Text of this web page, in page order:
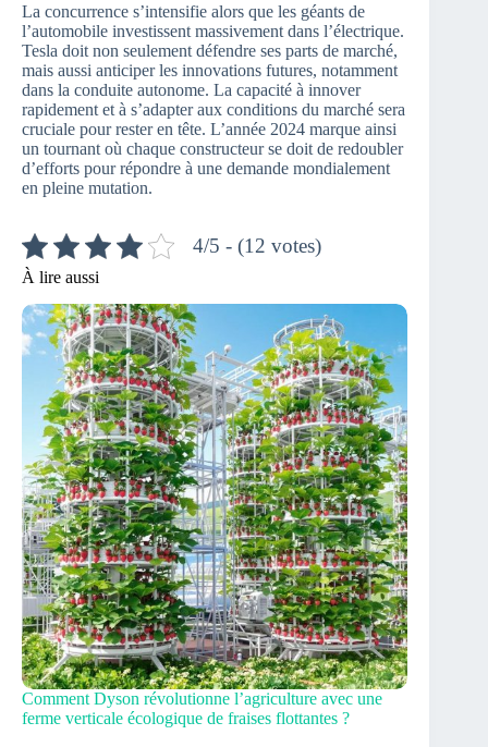
La concurrence s’intensifie alors que les géants de
l’automobile investissent massivement dans l’électrique.
Tesla doit non seulement défendre ses parts de marché,
mais aussi anticiper les innovations futures, notamment
dans la conduite autonome. La capacité à innover
rapidement et à s’adapter aux conditions du marché sera
cruciale pour rester en tête. L’année 2024 marque ainsi
un tournant où chaque constructeur se doit de redoubler
d’efforts pour répondre à une demande mondialement
en pleine mutation.
4/5 - (12 votes)
À lire aussi
Comment Dyson révolutionne l’agriculture avec une
ferme verticale écologique de fraises flottantes ?